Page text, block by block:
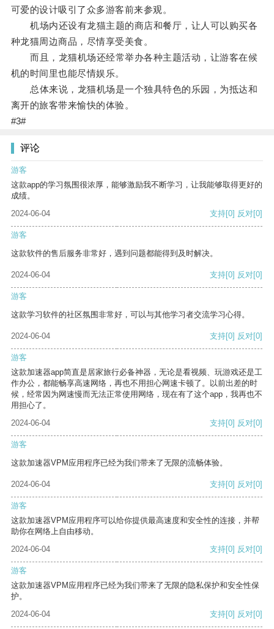
可爱的设计吸引了众多游客前来参观。
机场内还设有龙猫主题的商店和餐厅，让人可以购买各
种龙猫周边商品，尽情享受美食。
而且，龙猫机场还经常举办各种主题活动，让游客在候
机的时间里也能尽情娱乐。
总体来说，龙猫机场是一个独具特色的乐园，为抵达和
离开的旅客带来愉快的体验。
#3#
评论
游客
这款app的学习氛围很浓厚，能够激励我不断学习，让我能够取得更好的
成绩。
2024-06-04
支持[0] 反对[0]
游客
这款软件的售后服务非常好，遇到问题都能得到及时解决。
2024-06-04 支持[0] 反对[0]
游客
这款学习软件的社区氛围非常好，可以与其他学习者交流学习心得。
2024-06-04 支持[0] 反对[0]
游客
这款加速器app简直是居家旅行必备神器，无论是看视频、玩游戏还是工
作办公，都能畅享高速网络，再也不用担心网速卡顿了。以前出差的时
候，经常因为网速慢而无法正常使用网络，现在有了这个app，我再也不
用担心了。
2024-06-04
支持[0] 反对[0]
游客
这款加速器VPM应用程序已经为我们带来了无限的流畅体验。
2024-06-04 支持[0] 反对[0]
游客
这款加速器VPM应用程序可以给你提供最高速度和安全性的连接，并帮
助你在网络上自由移动。
2024-06-04
支持[0] 反对[0]
游客
这款加速器VPM应用程序已经为我们带来了无限的隐私保护和安全性保
护。
2024-06-04
支持[0] 反对[0]